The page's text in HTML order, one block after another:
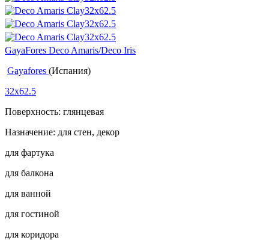
GayaFores Deco Amaris/Deco Iris
Gayafores (Испания)
32x62.5
Поверхность: глянцевая
Назначение: для стен, декор
для фартука
для балкона
для ванной
для гостиной
для коридора